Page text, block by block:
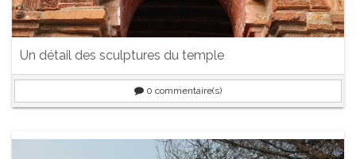
Un détail des sculptures du temple
0 commentaire(s)